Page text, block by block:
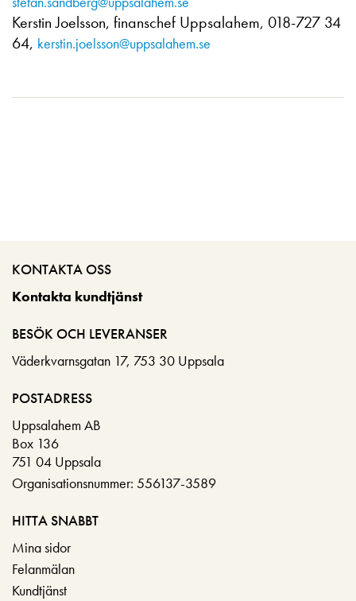
Kerstin Joelsson, finanschef Uppsalahem, 018-727 34
64, kerstin.joelsson@uppsalahem.se
KONTAKTA OSS
Kontakta kundtjänst
BESÖK OCH LEVERANSER
Väderkvarnsgatan 17, 753 30 Uppsala
POSTADRESS
Uppsalahem AB
Box 136
751 04 Uppsala
Organisationsnummer: 556137-3589
HITTA SNABBT
Mina sidor
Felanmälan
Kundtjänst